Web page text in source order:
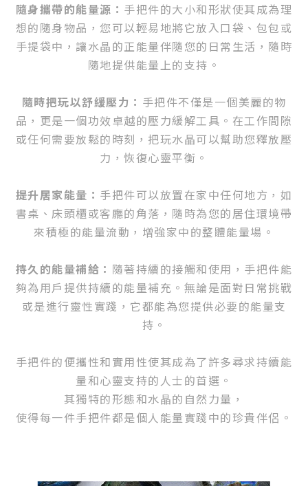
隨身攜帶的能量源： 手把件的大小和形狀使其成為理
想的隨身物品，您可以輕易地將它放入口袋、包包或
手提袋中，讓水晶的正能量伴隨您的日常生活，隨時
隨地提供能量上的支持。
隨時把玩以舒緩壓力： 手把件不僅是一個美麗的物
品，更是一個功效卓越的壓力緩解工具。在工作間隙
或任何需要放鬆的時刻，把玩水晶可以幫助您釋放壓
力，恢復心靈平衡。
提升居家能量： 手把件可以放置在家中任何地方，如
書桌、床頭櫃或客廳的角落，隨時為您的居住環境帶
來積極的能量流動，增強家中的整體能量場。
持久的能量補給： 隨著持續的接觸和使用，手把件能
夠為用戶提供持續的能量補充。無論是面對日常挑戰
或是進行靈性實踐，它都能為您提供必要的能量支
持。
手把件的便攜性和實用性使其成為了許多尋求持續能
量和心靈支持的人士的首選。
其獨特的形態和水晶的自然力量，
使得每一件手把件都是個人能量實踐中的珍貴伴侶。